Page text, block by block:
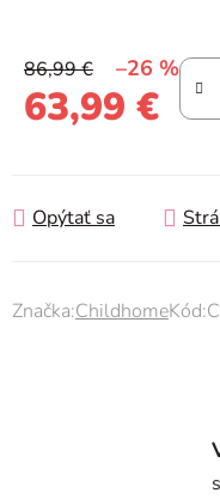
86,99 € –26 %
63,99 €
Opýtať sa
Značka:ChildhomeKód: